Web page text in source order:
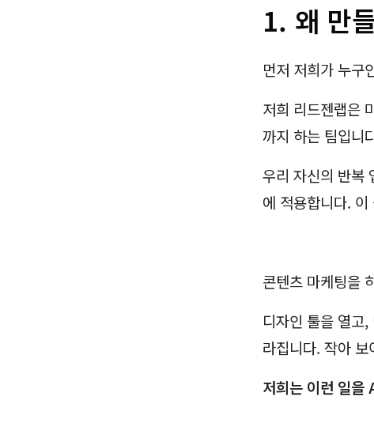
1. 왜 만
먼저 저희가 누구
저희 리드젠랩은
까지 하는 팀입니
우리 자신의 반복
에 적용합니다.
콘텐츠 마케팅을
디자인 툴을 열고
라집니다. 작아
저희는 이런 일을